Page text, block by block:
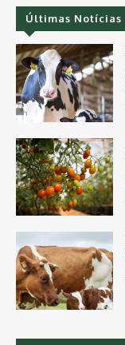
Últimas Notícias